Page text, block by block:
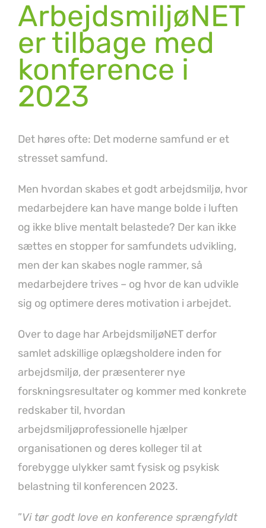
ArbejdsmiljøNET
er tilbage med
konference i
2023
Det høres ofte: Det moderne samfund er et
stresset samfund.
Men hvordan skabes et godt arbejdsmiljø, hvor
medarbejdere kan have mange bolde i luften
og ikke blive mentalt belastede? Der kan ikke
sættes en stopper for samfundets udvikling,
men der kan skabes nogle rammer, så
medarbejdere trives – og hvor de kan udvikle
sig og optimere deres motivation i arbejdet.
Over to dage har ArbejdsmiljøNET derfor
samlet adskillige oplægsholdere inden for
arbejdsmiljø, der præsenterer nye
forskningsresultater og kommer med konkrete
redskaber til, hvordan
arbejdsmiljøprofessionelle hjælper
organisationen og deres kolleger til at
forebygge ulykker samt fysisk og psykisk
belastning til konferencen 2023.
”Vi tør godt love en konference sprængfyldt